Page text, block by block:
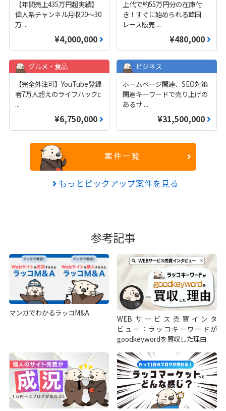
【年間売上435万円超実績】
偉人系チャンネル月収20～30
万 ...
¥4,000,000
上代で約55万円分の在庫付
き！すぐに始められる韓国
レース販売 ...
¥480,000
グルメ・食品
【完全外注可】YouTube登録
者7万人超えのライフハックc
...
¥6,750,000
ビジネス
ホームページ関連、SEO対策
関連キーワードで売り上げの
あるサ ...
¥31,500,000
案件一覧
もっとピックアップ案件を見る
参考記事
マンガでわかるラッコM&A
WEBサービス売買インタ
ビュー：ラッコキーワードが
goodkeywordを買収した理由